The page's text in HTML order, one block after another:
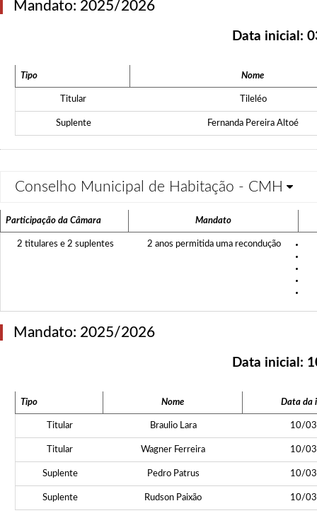
Mandato: 2025/2026
Data inicial:
Tipo Nome
Titular Tileléo
Suplente Fernanda Pereira Altoé
Conselho Municipal de Habitação - CMH
Participação da Câmara Mandato
2 titulares e 2 suplentes 2 anos permitida uma recondução
Mandato: 2025/2026
Data inicial:
Tipo Nome Data da
Titular Braulio Lara 10/
Titular Wagner Ferreira 10/
Suplente Pedro Patrus 10/
Suplente Rudson Paixão 10/